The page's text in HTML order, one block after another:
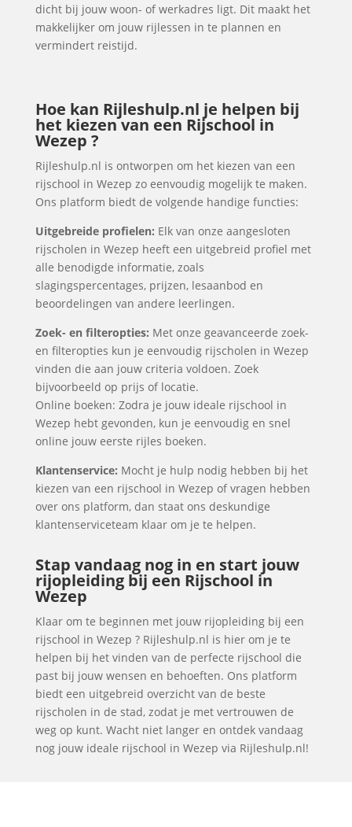
dicht bij jouw woon- of werkadres ligt. Dit maakt het
makkelijker om jouw rijlessen in te plannen en
vermindert reistijd.
Hoe kan Rijleshulp.nl je helpen bij
het kiezen van een Rijschool in
Wezep ?
Rijleshulp.nl is ontworpen om het kiezen van een
rijschool in Wezep zo eenvoudig mogelijk te maken.
Ons platform biedt de volgende handige functies:
Uitgebreide profielen: Elk van onze aangesloten
rijscholen in Wezep heeft een uitgebreid profiel met
alle benodigde informatie, zoals
slagingspercentages, prijzen, lesaanbod en
beoordelingen van andere leerlingen.
Zoek- en filteropties: Met onze geavanceerde zoek-
en filteropties kun je eenvoudig rijscholen in Wezep
vinden die aan jouw criteria voldoen. Zoek
bijvoorbeeld op prijs of locatie.
Online boeken: Zodra je jouw ideale rijschool in
Wezep hebt gevonden, kun je eenvoudig en snel
online jouw eerste rijles boeken.
Klantenservice: Mocht je hulp nodig hebben bij het
kiezen van een rijschool in Wezep of vragen hebben
over ons platform, dan staat ons deskundige
klantenserviceteam klaar om je te helpen.
Stap vandaag nog in en start jouw
rijopleiding bij een Rijschool in
Wezep
Klaar om te beginnen met jouw rijopleiding bij een
rijschool in Wezep ? Rijleshulp.nl is hier om je te
helpen bij het vinden van de perfecte rijschool die
past bij jouw wensen en behoeften. Ons platform
biedt een uitgebreid overzicht van de beste
rijscholen in de stad, zodat je met vertrouwen de
weg op kunt. Wacht niet langer en ontdek vandaag
nog jouw ideale rijschool in Wezep via Rijleshulp.nl!